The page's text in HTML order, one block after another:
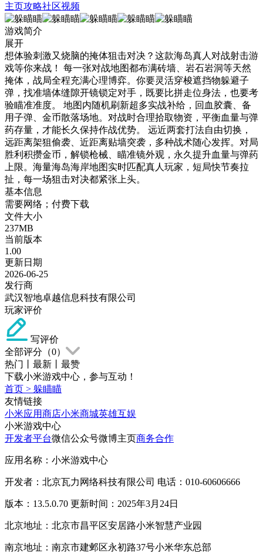
主页攻略社区视频
游戏简介
展开
想体验刺激又烧脑的掩体狙击对决？这款海岛真人对战射击游
戏等你来战！ 每一张对战地图都布满砖墙、岩石岩洞等天然
掩体，战局全程充满心理博弈。你要灵活穿梭遮挡物躲避子
弹，找准墙体缝隙开镜锁定对手，既要比拼走位身法，也要考
验瞄准准度。 地图内随机刷新超多实战补给，回血胶囊、备
用子弹、金币散落场地。对战时合理拾取物资，平衡血量与弹
药存量，才能长久保持作战优势。 远近两套打法自由切换，
远距离架狙偷袭、近距离贴墙突袭，多种战术随心发挥。对局
胜利积攒金币，解锁枪械、瞄准镜外观，永久提升血量与弹药
上限。海量海岛海岸地图实时匹配真人玩家，短局快节奏拉
扯，每一场狙击对决都紧张上头。
基本信息
需要网络；付费下载
文件大小
237MB
当前版本
1.00
更新日期
2026-06-25
发行商
武汉智地卓越信息科技有限公司
玩家评价
写评价
全部评分（0）
热门
最新
最赞
下载小米游戏中心，参与互动！
首页 > 躲瞄瞄
友情链接
小米应用商店小米商城英雄互娱
小米游戏中心
开发者平台微信公众号微博主页商务合作
应用名称：小米游戏中心
开发者：北京瓦力网络科技有限公司 电话：010-60606666
版本：13.5.0.70 更新时间：2025年3月24日
北京地址：北京市昌平区安居路小米智慧产业园
南京地址：南京市建邺区永初路37号小米华东总部